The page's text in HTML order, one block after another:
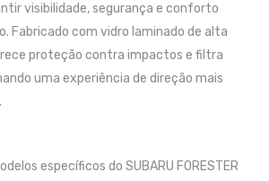
visibilidade, segurança e conforto
Fabricado com vidro laminado de alta
proteção contra impactos e filtra
uma experiência de direção mais
específicos do SUBARU FORESTER